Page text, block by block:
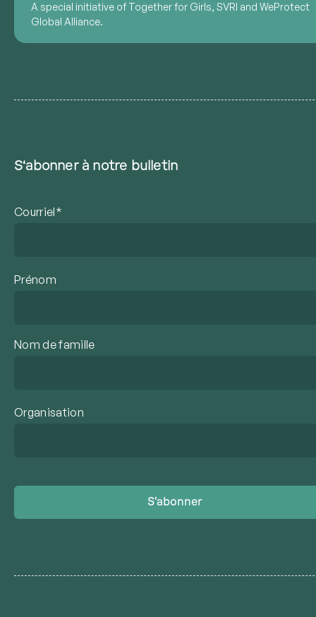
A special initiative of Together for Girls, SVRI and WeProtect
Global Alliance.
S‘abonner à notre bulletin
Courriel*
Prénom
Nom de famille
Organisation
S'abonner